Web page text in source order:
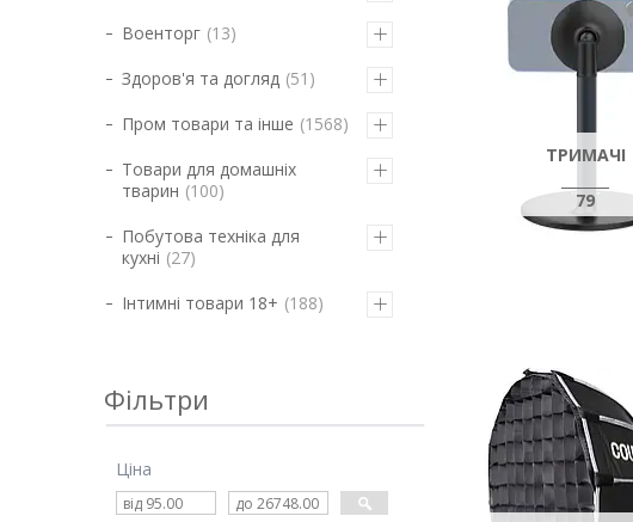
ТРИМАЧІ
79
Военторг 13
Здоров'я та догляд 51
Пром товари та інше 1568
Товари для домашніх
тварин 100
Побутова техніка для
кухні 27
Інтимні товари 18+ 188
Фільтри
Ціна